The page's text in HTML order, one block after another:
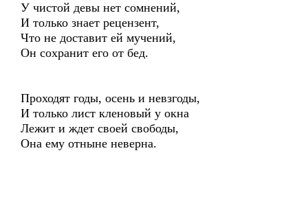
У чистой девы нет сомнений,
И только знает рецензент,
Что не доставит ей мучений,
Он сохранит его от бед.
Проходят годы, осень и невзгоды,
И только лист кленовый у окна
Лежит и ждет своей свободы,
Она ему отныне неверна.